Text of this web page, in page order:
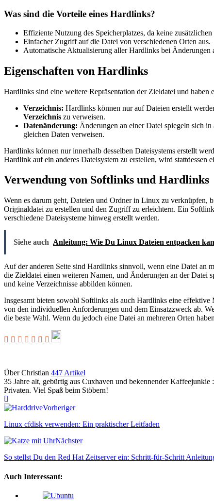
Was sind die Vorteile eines Hardlinks?
Effiziente Nutzung des Speicherplatzes, da keine
Einfacher Zugriff auf die Datei von verschiedenen Orten aus.
Automatische Aktualisierung aller Hardlinks bei Änderungen
Eigenschaften von Hardlinks
Hardlinks sind eine weitere Repräsentation der Zieldatei und haben
Verzeichnis: Hardlinks können nur auf Dateien erstellt
Verzeichnis zu verweisen.
Datenänderung: Änderungen an einer Datei spiegeln sich
gleichen Daten verweisen.
Hardlinks können nur innerhalb desselben Dateisystems erstellt
Hardlink auf ein anderes Dateisystem zu erstellen, wird stattdessen
Verwendung von Softlinks und Hardlinks
Wenn es darum geht, Dateien und Ordner in Linux zu
Originaldatei zu erstellen und den Zugriff zu erleichtern. Ein
verschiedene Dateisysteme hinweg erstellt werden.
Siehe auch Anleitung: Wie Du Linux Dateien entpacken
Auf der anderen Seite sind Hardlinks sinnvoll, wenn eine Datei an
die Zieldatei einen weiteren Namen, und Änderungen an der Datei
und keine Verzeichnisse abbilden können.
Insgesamt bieten sowohl Softlinks als auch Hardlinks eine
von den individuellen Anforderungen und dem Einsatzzweck ab.
die beste Wahl. Wenn du jedoch eine Datei an mehreren Orten
Über Christian 447 Artikel
35 Jahre alt, gebürtig aus Cuxhaven und bekennender
Privaten. Viel Spaß beim Stöbern!
Vorheriger
Linux cfdisk verwenden: Ein praktischer Leitfaden
Nächster
So stellst Du den Red Hat Zeitserver ein: Schritt-für-Schritt
Auch Interessant: